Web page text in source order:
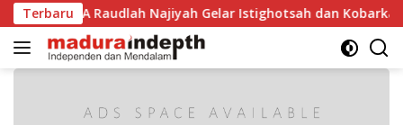
Langsung
ke
konten
Terbaru
RI, MA Raudlah Najiyah Gelar Istighotsah dan Kobarkan